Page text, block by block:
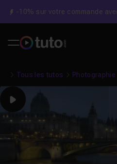
-10% sur votre commande
Tous les tutos
Play